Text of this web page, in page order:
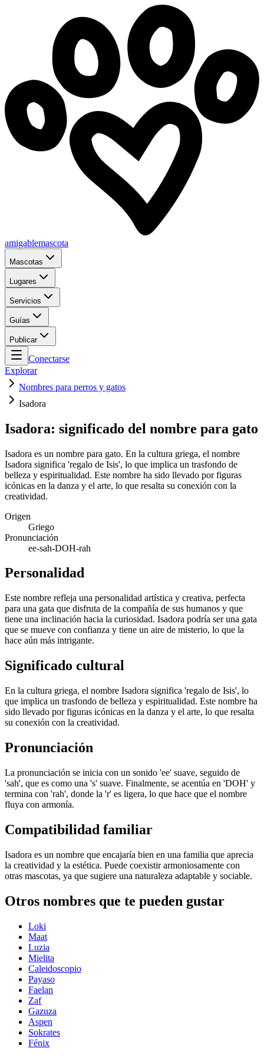
amigablemascota
Mascotas
Lugares
Servicios
Guías
Publicar
Conectarse
Explorar
Nombres para perros y gatos
Isadora
Isadora: significado del nombre para gato
Isadora es un nombre para gato. En la cultura griega, el nombre
Isadora significa 'regalo de Isis', lo que implica un trasfondo de
belleza y espiritualidad. Este nombre ha sido llevado por figuras
icónicas en la danza y el arte, lo que resalta su conexión con la
creatividad.
Origen
Griego
Pronunciación
ee-sah-DOH-rah
Personalidad
Este nombre refleja una personalidad artística y creativa, perfecta
para una gata que disfruta de la compañía de sus humanos y que
tiene una inclinación hacia la curiosidad. Isadora podría ser una gata
que se mueve con confianza y tiene un aire de misterio, lo que la
hace aún más intrigante.
Significado cultural
En la cultura griega, el nombre Isadora significa 'regalo de Isis', lo
que implica un trasfondo de belleza y espiritualidad. Este nombre ha
sido llevado por figuras icónicas en la danza y el arte, lo que resalta
su conexión con la creatividad.
Pronunciación
La pronunciación se inicia con un sonido 'ee' suave, seguido de
'sah', que es como una 's' suave. Finalmente, se acentúa en 'DOH' y
termina con 'rah', donde la 'r' es ligera, lo que hace que el nombre
fluya con armonía.
Compatibilidad familiar
Isadora es un nombre que encajaría bien en una familia que aprecia
la creatividad y la estética. Puede coexistir armoniosamente con
otras mascotas, ya que sugiere una naturaleza adaptable y sociable.
Otros nombres que te pueden gustar
Loki
Maat
Luzia
Mielita
Caleidoscopio
Payaso
Faelan
Zaf
Gazuza
Aspen
Sokrates
Fénix